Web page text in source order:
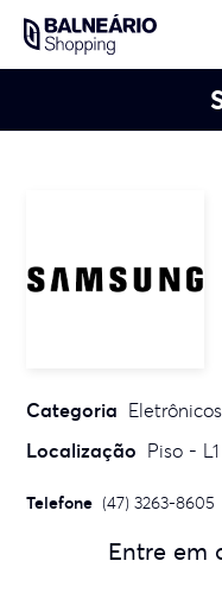
content
Categoria Eletrônicos
Localização Piso - L1
Telefone (47) 3263-8605
Entre em